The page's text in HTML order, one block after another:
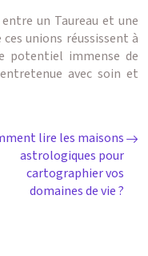
un Taureau et une
unions réussissent à
potentiel immense de
avec soin et
lire les maisons
astrologiques pour
cartographier vos
domaines de vie ?